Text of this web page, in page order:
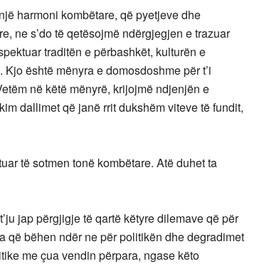
harmoni kombëtare, që pyetjeve dhe
ne s’do të qetësojmë ndërgjegjen e trazuar
traditën e përbashkët, kulturën e
është mënyra e domosdoshme për t’i
në këtë mënyrë, krijojmë ndjenjën e
dallimet që janë rrit dukshëm viteve të fundit,
të sotmen tonë kombëtare. Atë duhet ta
jap përgjigje të qartë këtyre dilemave që për
që bëhen ndër ne për politikën dhe degradimet
me çua vendin përpara, ngase këto